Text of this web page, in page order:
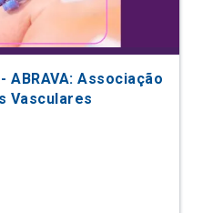
ABRAVA: Associação
Vasculares